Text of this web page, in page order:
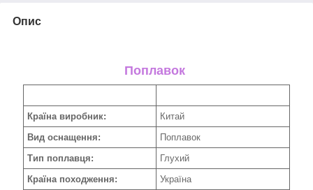
Опис
Поплавок
Країна виробник:
Китай
Вид оснащення:
Поплавок
Тип поплавця:
Глухий
Країна походження:
Україна